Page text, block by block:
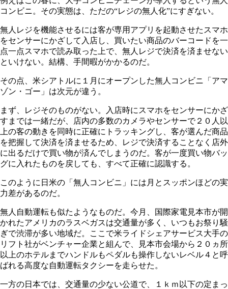
コンビニ。その実態は、ただの“レジの無人化”にすぎない。
無人レジを機能させるには客が専用アプリを起動させたスマホ
をセンサーにかざして入店し、買いたい商品のバーコードを一
点一点スマホで読み取った上で、無人レジで決済を済ませない
といけない。結構、手間暇がかかるのだ。
その点、米シアトルに１月にオープンした無人コンビニ「アマ
ゾン・ゴー」は次元が違う。
まず、レジそのものがない。入店時にスマホをセンサーにかざ
すまでは一緒だが、店内の多数のカメラやセンサーで２０人以
上の客の動きを同時に正確にトラッキングし、客が選んだ商品
を把握して決済を済ませるため、レジで決済することなく店外
に出るだけで買い物が済んでしまうのだ。客が一度買い物バッ
グに入れたものを戻しても、すべて正確に認識する。
このように日米の「無人コンビニ」には月とスッポンほどの実
力差があるのだ。
無人自動運転も似たようなものだ。今月、国際家電見本市が開
かれたアメリカのラスベガスは交通量が多く、いつもお祭り騒
ぎで渋滞が多い地域だ。ここで米ライドシェアサービス大手の
リフト社がベンチャー企業と組んで、見本市会場から２０ヵ所
以上のホテルまでハンドルもペダルも操作しないレベル４と呼
ばれる高度な自動運転タクシーを走らせた。
一方の日本では、交通量の少ない公道で、１ｋｍ以下の定まっ